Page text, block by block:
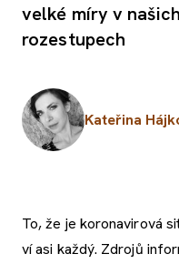
velké míry v
rozestupech
Kateřina
To, že je koronavirová
ví asi každý. Zdrojů